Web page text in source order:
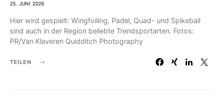
25. JUNI 2026
Hier wird gespielt: Wingfoiling, Padel, Quad- und Spikeball
sind auch in der Region beliebte Trendsportarten. Fotos:
PR/Van Klaveren Quidditch Photography
TEILEN